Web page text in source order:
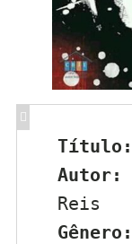
Título:
Autor:
Reis
Gênero: